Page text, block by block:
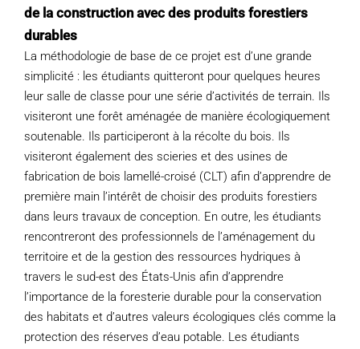
de la construction avec des produits forestiers
durables
La méthodologie de base de ce projet est d’une grande
simplicité : les étudiants quitteront pour quelques heures
leur salle de classe pour une série d’activités de terrain. Ils
visiteront une forêt aménagée de manière écologiquement
soutenable. Ils participeront à la récolte du bois. Ils
visiteront également des scieries et des usines de
fabrication de bois lamellé-croisé (CLT) afin d’apprendre de
première main l’intérêt de choisir des produits forestiers
dans leurs travaux de conception. En outre, les étudiants
rencontreront des professionnels de l’aménagement du
territoire et de la gestion des ressources hydriques à
travers le sud-est des États-Unis afin d’apprendre
l’importance de la foresterie durable pour la conservation
des habitats et d’autres valeurs écologiques clés comme la
protection des réserves d’eau potable. Les étudiants